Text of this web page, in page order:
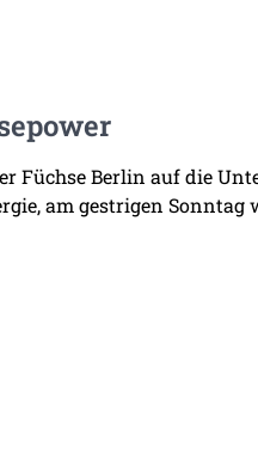
Füchse Berlin auf die
am gestrigen Sonntag